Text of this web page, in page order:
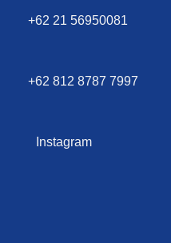
+62 21 56950081
+62 812 8787 7997
Instagram